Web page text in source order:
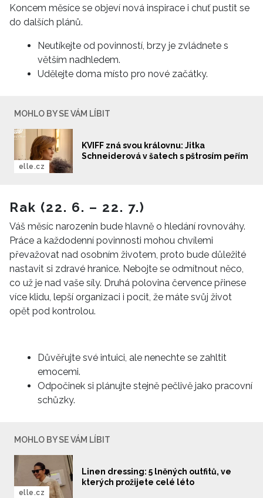
Koncem měsíce se objeví nová inspirace i chuť pustit se
do dalších plánů.
Neutíkejte od povinností, brzy je zvládnete s
větším nadhledem.
Udělejte doma místo pro nové začátky.
MOHLO BY SE VÁM LÍBIT
KVIFF zná svou královnu: Jitka
Schneiderová v šatech s pštrosím peřím
elle.cz
Rak (22. 6. – 22. 7.)
Váš měsíc narozenin bude hlavně o hledání rovnováhy.
Práce a každodenní povinnosti mohou chvílemi
převažovat nad osobním životem, proto bude důležité
nastavit si zdravé hranice. Nebojte se odmítnout něco,
co už je nad vaše síly. Druhá polovina července přinese
více klidu, lepší organizaci i pocit, že máte svůj život
opět pod kontrolou.
Důvěřujte své intuici, ale nenechte se zahltit
emocemi.
Odpočinek si plánujte stejně pečlivě jako pracovní
schůzky.
MOHLO BY SE VÁM LÍBIT
Linen dressing: 5 lněných outfitů, ve
kterých prožijete celé léto
elle.cz